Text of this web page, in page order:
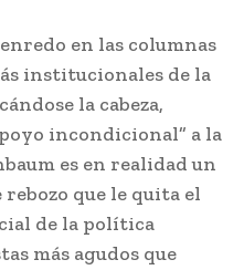
en las columnas
institucionales de la
la cabeza,
incondicional” a la
es en realidad un
que le quita el
de la política
más agudos que